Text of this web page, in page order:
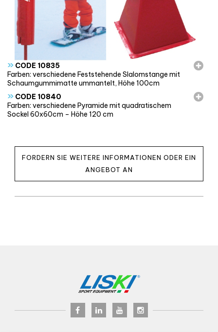
» CODE 10835
Farben: verschiedene Feststehende Slalomstange mit
Schaumgummimatte ummantelt, Höhe 100cm
» CODE 10840
Farben: verschiedene Pyramide mit quadratischem
Sockel 60x60cm – Höhe 120 cm
FORDERN SIE WEITERE INFORMATIONEN ODER EIN
ANGEBOT AN